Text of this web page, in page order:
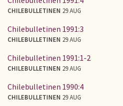
CHILEBULLETINEN 29 AUG
Chilebulletinen 1991:3
CHILEBULLETINEN 29 AUG
Chilebulletinen 1991:1-2
CHILEBULLETINEN 29 AUG
Chilebulletinen 1990:4
CHILEBULLETINEN 29 AUG